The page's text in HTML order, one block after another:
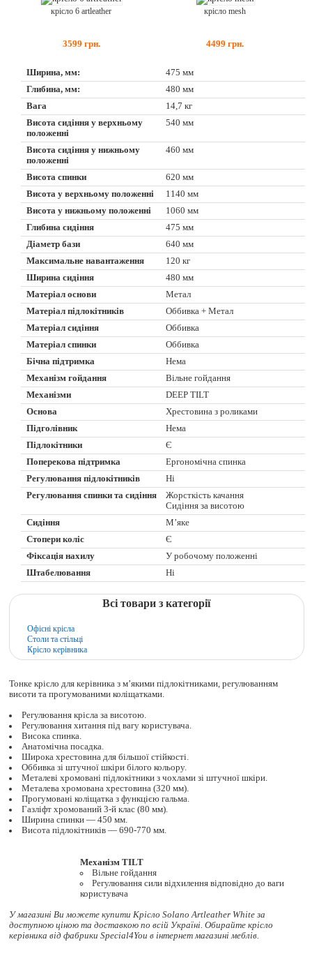
крісло 6 artleather
3599 грн.
крісло mesh
4499 грн.
Ширина, мм:
475 мм
Глибина, мм:
480 мм
Вага
14,7 кг
Висота сидіння у верхньому
положенні
540 мм
Висота сидіння у нижньому
положенні
460 мм
Висота спинки
620 мм
Висота у верхньому положенні
1140 мм
Висота у нижньому положенні
1060 мм
Глибина сидіння
475 мм
Діаметр бази
640 мм
Максимальне навантаження
120 кг
Ширина сидіння
480 мм
Матеріал основи
Метал
Матеріал підлокітників
Оббивка + Метал
Матеріал сидіння
Оббивка
Матеріал спинки
Оббивка
Бічна підтримка
Нема
Механізм гойдання
Вільне гойдання
Механізми
DEEP TILT
Основа
Хрестовина з роликами
Підголівник
Нема
Підлокітники
Є
Поперекова підтримка
Ергономічна спинка
Регулювання підлокітників
Ні
Регулювання спинки та сидіння
Жорсткість качання
Сидіння за висотою
Сидіння
М’яке
Стопери коліс
Є
Фіксація нахилу
У робочому положенні
Штабелювання
Ні
Всі товари з категорії
Офісні крісла
Столи та стільці
Крісло керівника
Тонке крісло для керівника з м’якими підлокітниками, регулюванням
висоти та прогумованими коліщатками.
Регулювання крісла за висотою.
Регулювання хитання під вагу користувача.
Висока спинка.
Анатомічна посадка.
Широка хрестовина для більшої стійкості.
Оббивка зі штучної шкіри білого кольору.
Металеві хромовані підлокітники з чохлами зі штучної шкіри.
Металева хромована хрестовина (320 мм).
Прогумовані коліщатка з функцією гальма.
Газліфт хромований 3-й клас (80 мм).
Ширина спинки — 450 мм.
Висота підлокітників — 690-770 мм.
Механізм TILT
Вільне гойдання
Регулювання сили відхилення відповідно до ваги
користувача
У магазині Ви можете купити Крісло Solano Artleather White за
доступною ціною та доставкою по всій Україні. Обирайте крісло
керівникавід фабрики Special4You в інтернет магазині меблів.